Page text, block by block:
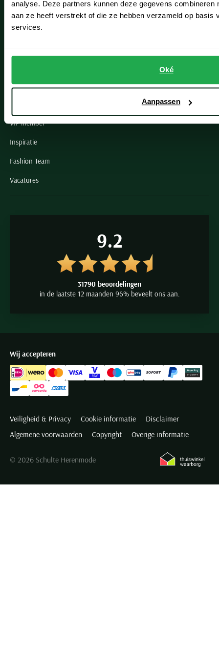
analyse. Deze partners kunnen deze gegevens combineren
aan ze heeft verstrekt of die ze hebben verzameld op basis
services.
Oké
Aanpassen
Oegstgeest
Grote maten herenkleding
VIP member
Inspiratie
Fashion Team
Vacatures
9.2
31790 beoordelingen
in de laatste 12 maanden 96% beveelt ons aan.
Wij accepteren
Veiligheid & Privacy Cookie informatie
Disclaimer
Algemene voorwaarden
Copyright Overige informatie
© 2026 Schulte Herenmode